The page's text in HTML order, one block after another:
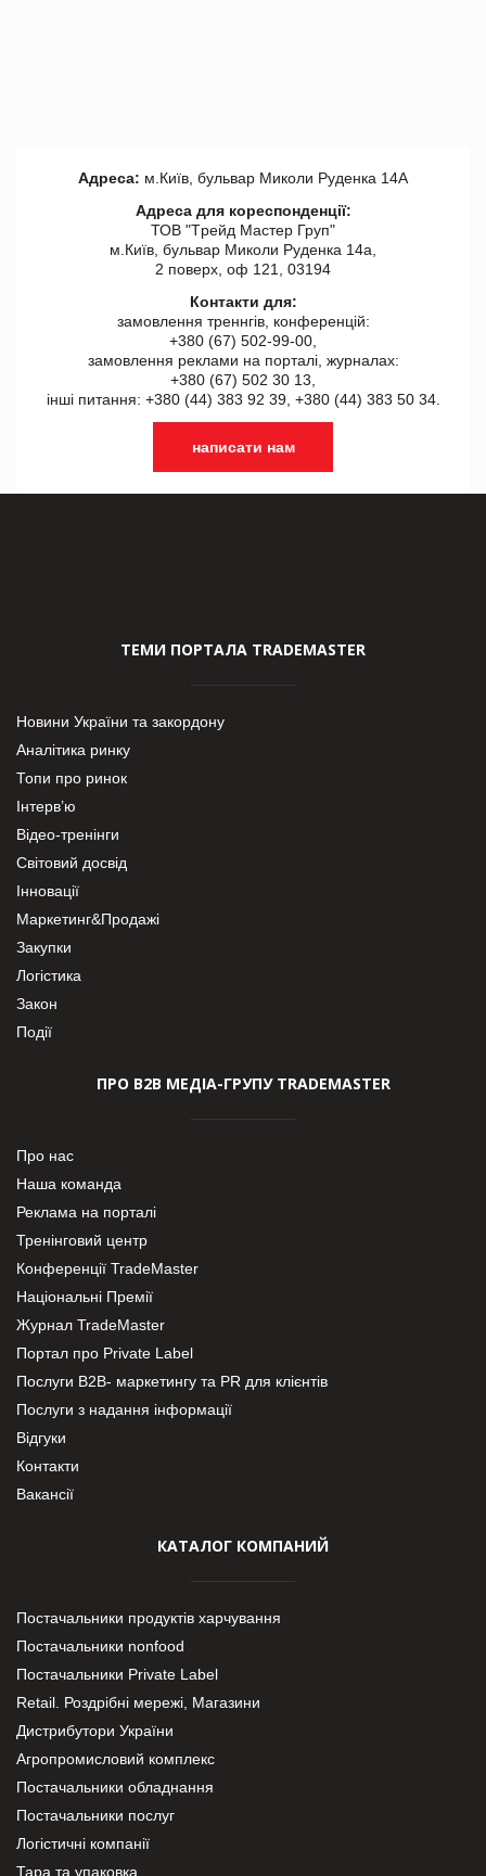
Адреса: м.Київ, бульвар Миколи Руденка 14А
Адреса для кореспонденції:
ТОВ "Tрейд Мастер Груп"
м.Київ, бульвар Миколи Руденка 14а,
2 поверх, оф 121, 03194
Контакти для:
замовлення треннгів, конференцій:
+380 (67) 502-99-00,
замовлення реклами на порталі, журналах:
+380 (67) 502 30 13,
інші питання: +380 (44) 383 92 39, +380 (44) 383 50 34.
написати нам
ТЕМИ ПОРТАЛА TRADEMASTER
Новини України та закордону
Аналітика ринку
Топи про ринок
Інтерв’ю
Відео-тренінги
Світовий досвід
Інновації
Маркетинг&Продажі
Закупки
Логістика
Закон
Події
ПРО В2В МЕДІА-ГРУПУ TRADEMASTER
Про нас
Наша команда
Реклама на порталі
Тренінговий центр
Конференції TradeMaster
Національні Премії
Журнал TradeMaster
Портал про Private Label
Послуги В2В- маркетингу та PR для клієнтів
Послуги з надання інформації
Відгуки
Контакти
Вакансії
КАТАЛОГ КОМПАНИЙ
Постачальники продуктів харчування
Постачальники nonfood
Постачальники Private Label
Retail. Роздрібні мережі, Магазини
Дистрибутори України
Агропромисловий комплекс
Постачальники обладнання
Постачальники послуг
Логістичні компанії
Тара та упаковка